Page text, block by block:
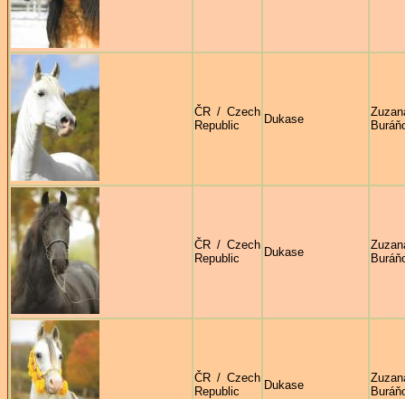
ČR / Czech
Republic
Dukase
ČR / Czech
Republic
Dukase
ČR / Czech
Republic
Dukase